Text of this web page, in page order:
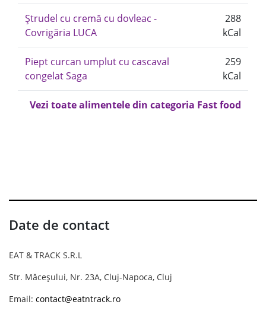
Ștrudel cu cremă cu dovleac -
Covrigăria LUCA
288
kCal
Piept curcan umplut cu cascaval
congelat Saga
259
kCal
Vezi toate alimentele din categoria Fast food
Date de contact
EAT & TRACK S.R.L
Str. Măceșului, Nr. 23A, Cluj-Napoca, Cluj
Email: contact@eatntrack.ro